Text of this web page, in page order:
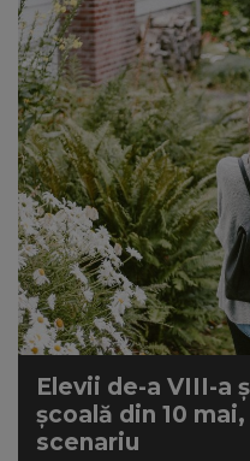
Elevii de-a VIII-a
școală din 10
scenariu